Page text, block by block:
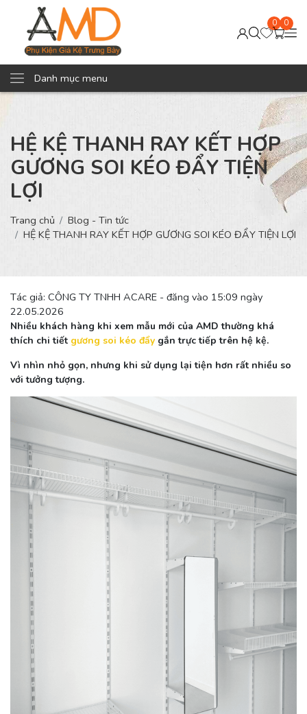
0 0
Danh mục menu
HỆ KỆ THANH RAY KẾT HỢP
GƯƠNG SOI KÉO ĐẨY TIỆN
LỢI
Trang chủ
Blog - Tin tức
HỆ KỆ THANH RAY KẾT HỢP GƯƠNG SOI KÉO ĐẨY TIỆN LỢI
Tác giả: CÔNG TY TNHH ACARE - đăng vào 15:09 ngày
22.05.2026
Nhiều khách hàng khi xem mẫu mới của AMD thường khá
thích chi tiết gương soi kéo đẩy gắn trực tiếp trên hệ kệ.
Vì nhìn nhỏ gọn, nhưng khi sử dụng lại tiện hơn rất nhiều so
với tưởng tượng.